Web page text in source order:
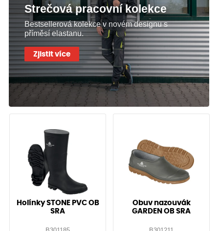
Strečová pracovní kolekce
Bestsellerová kolekce v novém designu s
příměsí elastanu.
Zjistit více
Holínky STONE PVC OB
SRA
Obuv nazouvák
GARDEN OB SRA